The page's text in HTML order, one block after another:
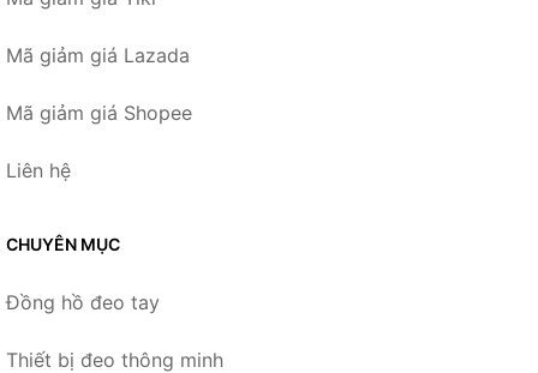
Mã giảm giá Lazada
Mã giảm giá Shopee
Liên hệ
CHUYÊN MỤC
Đồng hồ đeo tay
Thiết bị đeo thông minh